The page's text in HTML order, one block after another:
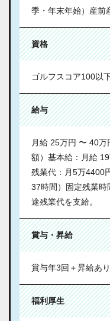
季・年末年始）産前
資格
ゴルフスコア100以
給与
月給 25万円 〜 40
額）基本給：月給
残業代：月5万4400
37時間）固定残業時
途残業代を支給。
賞与・昇給
賞与年3回＋昇給あり
福利厚生